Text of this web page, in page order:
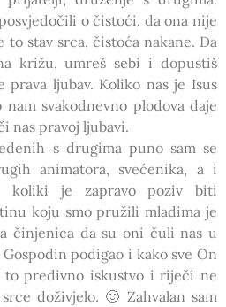
o čistoći, da ona nije
to stav srca, čistoća nakane. Da
križu, umreš sebi i dopustiš
prava ljubav. Koliko nas je Isus
svakodnevno plodova daje
nas pravoj ljubavi.
s drugima puno sam se
animatora, svećenika, a i
koliki je zapravo poziv biti
koju smo pružili mladima je
činjenica da su oni čuli nas u
podigao i kako sve On
predivno iskustvo i riječi ne
doživjelo. 🙂 Zahvalan sam